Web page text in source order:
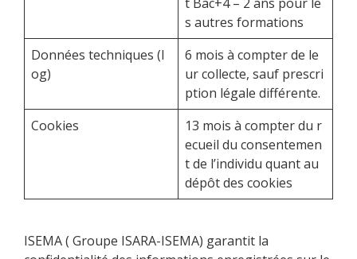
s autres formations
Données techniques (l
og)
6 mois à compter de le
ur collecte, sauf prescri
ption légale différente.
Cookies
13 mois à compter du r
ecueil du consentemen
t de l’individu quant au
dépôt des cookies
ISEMA ( Groupe ISARA-ISEMA) garantit la